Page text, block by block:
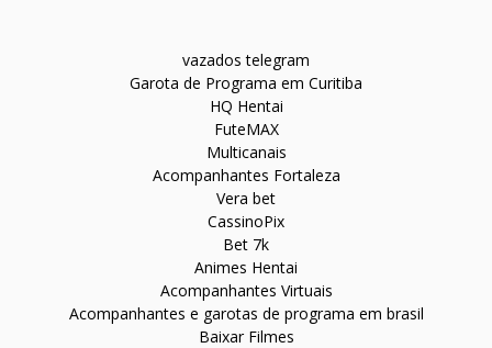
vazados telegram
Garota de Programa em Curitiba
HQ Hentai
FuteMAX
Multicanais
Acompanhantes Fortaleza
Vera bet
CassinoPix
Bet 7k
Animes Hentai
Acompanhantes Virtuais
Acompanhantes e garotas de programa em brasil
Baixar Filmes